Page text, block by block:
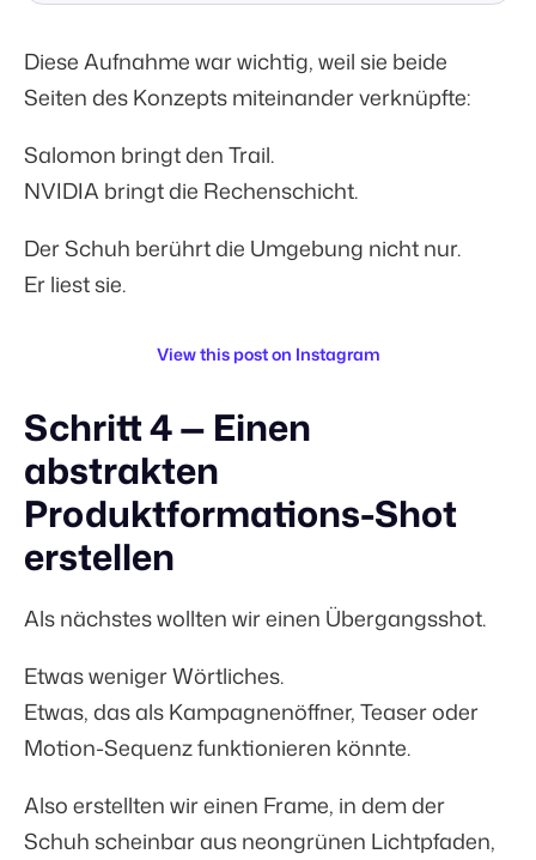
Diese Aufnahme war wichtig, weil sie beide
Seiten des Konzepts miteinander verknüpfte:
Salomon bringt den Trail.
NVIDIA bringt die Rechenschicht.
Der Schuh berührt die Umgebung nicht nur.
Er liest sie.
View this post on Instagram
Schritt 4 — Einen
abstrakten
Produktformations-Shot
erstellen
Als nächstes wollten wir einen Übergangsshot.
Etwas weniger Wörtliches.
Etwas, das als Kampagnenöffner, Teaser oder
Motion-Sequenz funktionieren könnte.
Also erstellten wir einen Frame, in dem der
Schuh scheinbar aus neongrünen Lichtpfaden,